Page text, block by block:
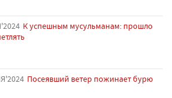
К успешным мусульманам: прошло
Посеявший ветер пожинает бурю